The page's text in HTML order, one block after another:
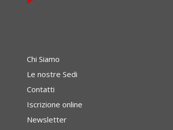
Chi Siamo
Le nostre Sedi
Contatti
Iscrizione online
Newsletter